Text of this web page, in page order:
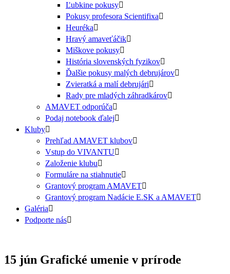
Ľubkine pokusy
Pokusy profesora Scientifixa
Heuréka
Hravý amaveťáčik
Miškove pokusy
História slovenských fyzikov
Ďalšie pokusy malých debrujárov
Zvieratká a malí debrujári
Rady pre mladých záhradkárov
AMAVET odporúča
Podaj notebook ďalej
Kluby
Prehľad AMAVET klubov
Vstup do VIVANTU
Založenie klubu
Formuláre na stiahnutie
Grantový program AMAVET
Grantový program Nadácie E.SK a AMAVET
Galéria
Podporte nás
15 jún Grafické umenie v prírode